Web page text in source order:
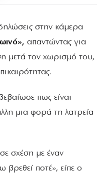
στην κάμερα
απαντώντας για
μετά τον χωρισμό του,
πως είναι
μια φορά τη λατρεία
σχέση με έναν
ποτέ», είπε ο